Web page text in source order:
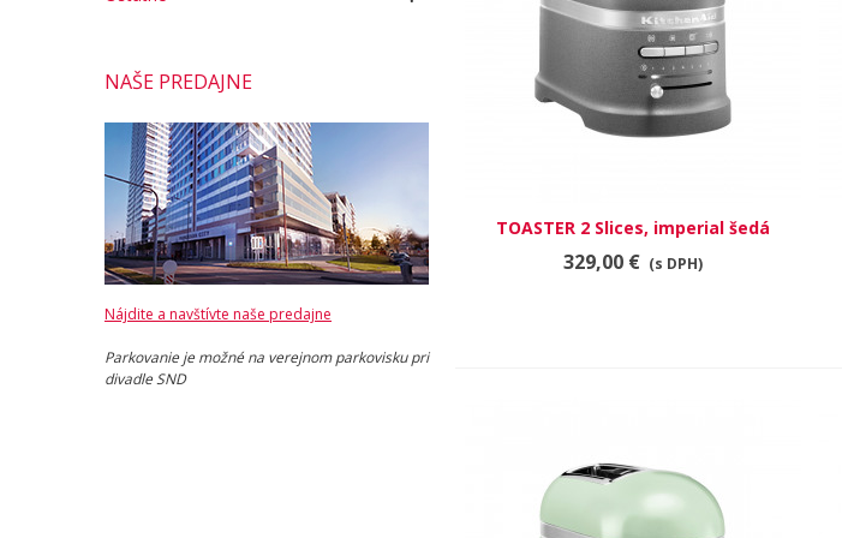
NAŠE PREDAJNE
Nájdite a navštívte naše predajne
Parkovanie je možné na verejnom parkovisku pri
divadle SND
RÝCHLY NÁHĽAD
TOASTER 2 Slices, imperial šedá
329,00 € (s DPH)